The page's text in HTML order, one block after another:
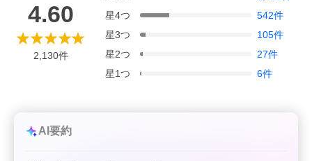
4.60
2,130件
星4つ 542件
星3つ 105件
星2つ 27件
星1つ 6件
AI要約